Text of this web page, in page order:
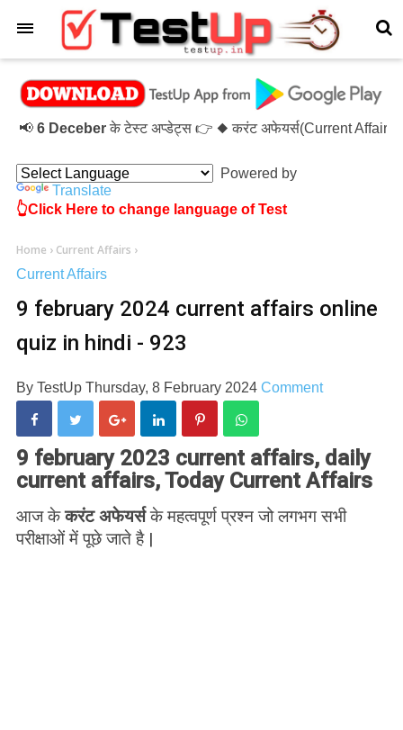
6 Deceberके टेस्ट अप्डेट्स 👉 ◆ करंट अफेयर्स(Current Affairs)-
Powered by
Translate
👆Click Here to change language of Test
Home › Current Affairs ›
Current Affairs
9 february 2024 current affairs online
quiz in hindi - 923
By TestUp Thursday, 8 February 2024 Comment
9 february 2023 current affairs, daily
current affairs, Today Current Affairs
आज केकरंट अफेयर्सके महत्वपूर्ण प्रश्न जो लगभग सभी
परीक्षाओं में पूछे जाते है |